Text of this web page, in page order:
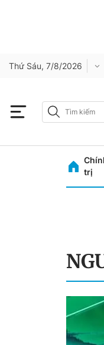
Thứ Sáu, 7/8/2026
trị